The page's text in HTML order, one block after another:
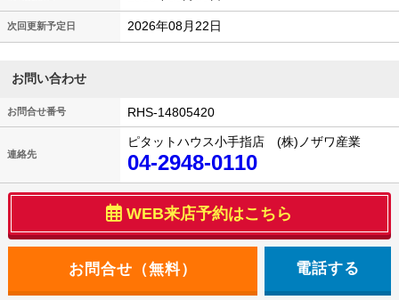
次回更新予定日 2026年08月22日
お問い合わせ
お問合せ番号 RHS-14805420
連絡先
ピタットハウス小手指店 (株)ノザワ産業
04-2948-0110
WEB来店予約はこちら
電話する